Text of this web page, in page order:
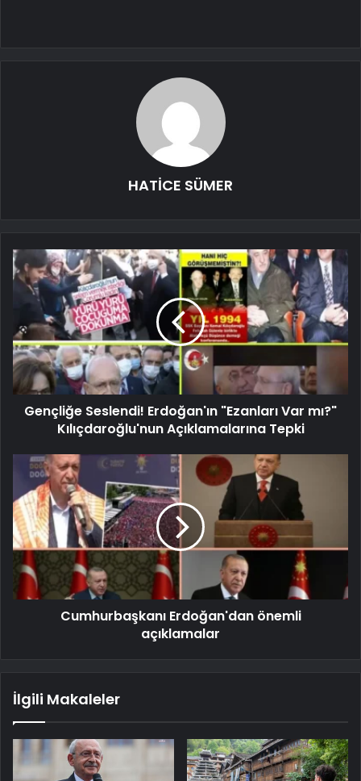
HATİCE SÜMER
Gençliğe Seslendi! Erdoğan'ın "Ezanları Var mı?"
Kılıçdaroğlu'nun Açıklamalarına Tepki
Cumhurbaşkanı Erdoğan'dan önemli
açıklamalar
İlgili Makaleler